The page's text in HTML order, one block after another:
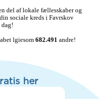
del af lokale fællesskaber og
sociale kreds i Favrskov
lgiesom 682.491 andre!
her